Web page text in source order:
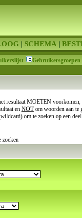
Gebruikersgroepen
resultaat MOETEN voorkomen,
en NOTom woorden aan te
om te zoeken op een deel
zoeken
| SCHEMA |